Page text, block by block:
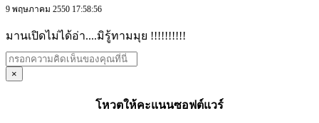
9 พฤษภาคม 2550 17:58:56
มานเปิดไม่ได้อ่า....มิรู้ทามมุย !!!!!!!!!!
×
โหวตให้คะแนนซอฟต์แวร์